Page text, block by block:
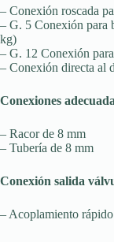
– Conexión roscada
– G. 5 Conexión para
kg)
– G. 12 Conexión
– Conexión directa al
Conexiones
– Racor de 8 mm
– Tubería de 8 mm
Conexión salida
– Acoplamiento